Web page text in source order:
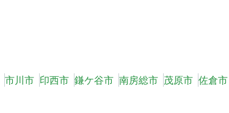
市川市 印西市 鎌ケ谷市 南房総市 茂原市 佐倉市